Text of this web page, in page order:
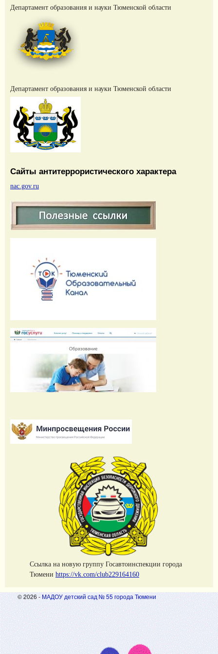
Департамент образования и науки Тюменской области
Департамент образования и науки Тюменской области
Сайты антитеррористического характера
nac.gov.ru
Cсылка на новую группу Госавтоинспекции города
Тюмени https://vk.com/club229164160
© 2026 -МАДОУ детский сад № 55 города Тюмени